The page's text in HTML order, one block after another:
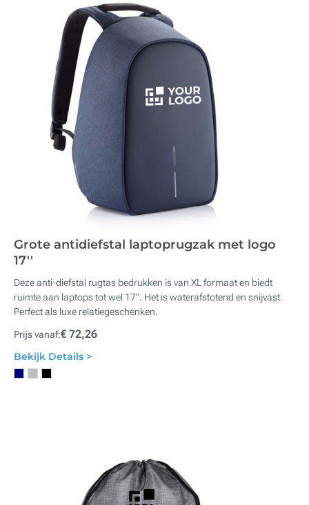
Grote antidiefstal laptoprugzak met logo
17''
Deze anti-diefstal rugtas bedrukken is van XL formaat en biedt
ruimte aan laptops tot wel 17”. Het is waterafstotend en snijvast.
Perfect als luxe relatiegeschenken.
Prijs vanaf:€ 72,26
Bekijk Details >